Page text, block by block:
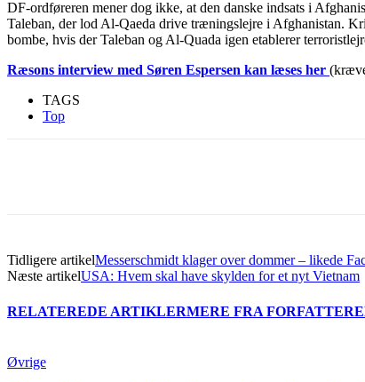
DF-ordføreren mener dog ikke, at den danske indsats i
Taleban, der lod Al-Qaeda drive træningslejre i Afghanistan.
bombe, hvis der Taleban og Al-Quada igen etablerer
Ræsons interview med Søren Espersen kan læses her
TAGS
Top
Tidligere artikelMesserschmidt klager over dommer – likede
Næste artikelUSA: Hvem skal have skylden for et nyt Vietnam
RELATEREDE ARTIKLERMERE FRA
Øvrige